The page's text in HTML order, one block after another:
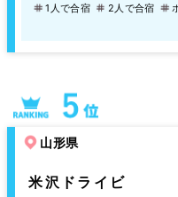
1人で合宿
2人で合宿
山形県
米沢ドライビ